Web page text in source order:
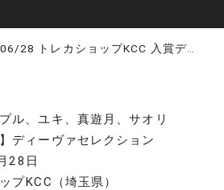
06/28 トレカショップKCC 入賞デッキ
ル、ユキ、真遊月、サオリ
ディーヴァセレクション
28日
プKCC（埼玉県）